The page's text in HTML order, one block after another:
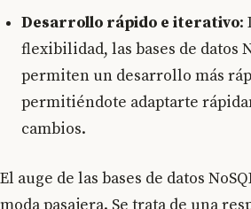
Desarrollo rápido e iterativo:
flexibilidad, las bases de datos
permiten un desarrollo más
permitiéndote adaptarte
cambios.
El auge de las bases de datos